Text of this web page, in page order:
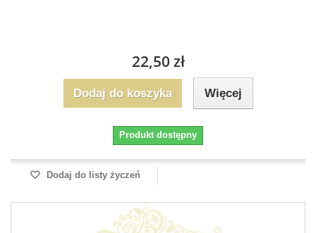
22,50 zł
Dodaj do koszyka Więcej
Produkt dostępny
Dodaj do listy życzeń